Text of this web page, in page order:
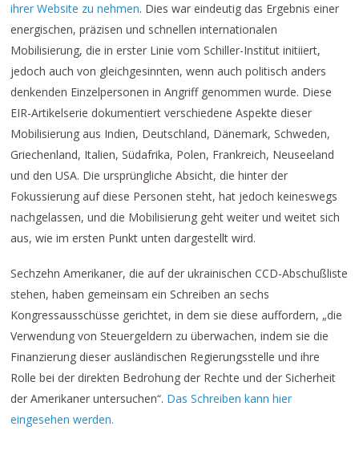
ihrer Website zu nehmen. Dies war eindeutig das Ergebnis einer
energischen, präzisen und schnellen internationalen
Mobilisierung, die in erster Linie vom Schiller-Institut initiiert,
jedoch auch von gleichgesinnten, wenn auch politisch anders
denkenden Einzelpersonen in Angriff genommen wurde. Diese
EIR-Artikelserie dokumentiert verschiedene Aspekte dieser
Mobilisierung aus Indien, Deutschland, Dänemark, Schweden,
Griechenland, Italien, Südafrika, Polen, Frankreich, Neuseeland
und den USA. Die ursprüngliche Absicht, die hinter der
Fokussierung auf diese Personen steht, hat jedoch keineswegs
nachgelassen, und die Mobilisierung geht weiter und weitet sich
aus, wie im ersten Punkt unten dargestellt wird.
Sechzehn Amerikaner, die auf der ukrainischen CCD-Abschußliste
stehen, haben gemeinsam ein Schreiben an sechs
Kongressausschüsse gerichtet, in dem sie diese auffordern, „die
Verwendung von Steuergeldern zu überwachen, indem sie die
Finanzierung dieser ausländischen Regierungsstelle und ihre
Rolle bei der direkten Bedrohung der Rechte und der Sicherheit
der Amerikaner untersuchen“. Das Schreiben kann hier
eingesehen werden.